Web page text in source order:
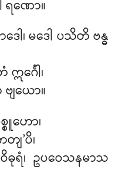
ရဏော။
ဒေါ၊ မဒေါ ပသိတိ ဗန္ဓ
င်္ဂေါ၊
ျယော။
စူဟော၊
’ပိ၊
ရံ၊ ဥပဝေသနမာသ